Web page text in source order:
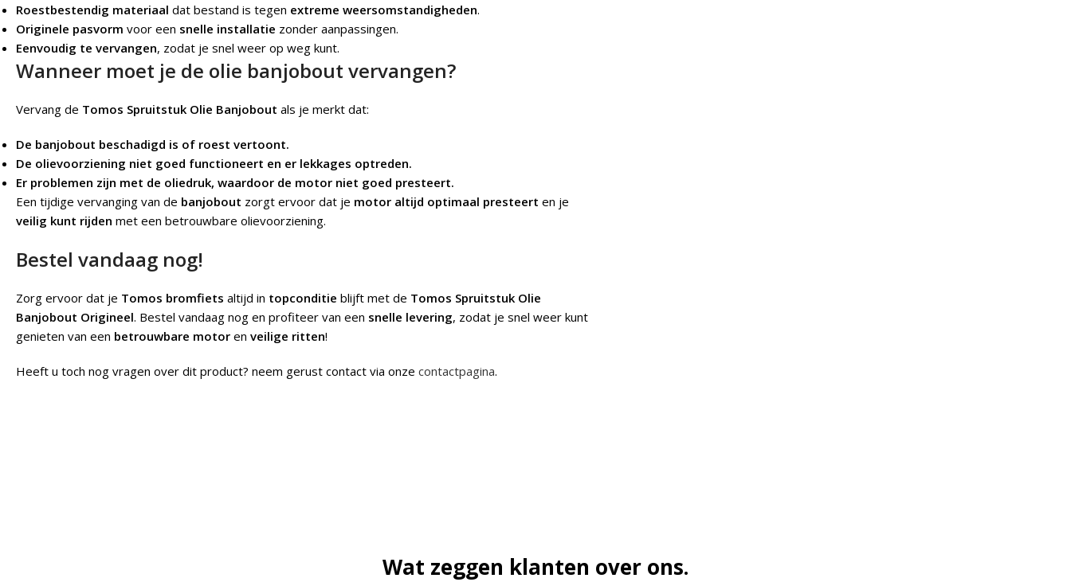
Roestbestendig materiaal dat bestand is tegen extreme weersomstandigheden.
Originele pasvorm voor een snelle installatie zonder aanpassingen.
Eenvoudig te vervangen, zodat je snel weer op weg kunt.
Wanneer moet je de olie banjobout vervangen?
Vervang de Tomos Spruitstuk Olie Banjobout als je merkt dat:
De banjobout beschadigd is of roest vertoont.
De olievoorziening niet goed functioneert en er lekkages optreden.
Er problemen zijn met de oliedruk, waardoor de motor niet goed presteert.
Een tijdige vervanging van de banjobout zorgt ervoor dat je motor altijd optimaal presteert en je
veilig kunt rijden met een betrouwbare olievoorziening.
Bestel vandaag nog!
Zorg ervoor dat je Tomos bromfiets altijd in topconditie blijft met de Tomos Spruitstuk Olie
Banjobout Origineel. Bestel vandaag nog en profiteer van een snelle levering, zodat je snel weer kunt
genieten van een betrouwbare motor en veilige ritten!
Heeft u toch nog vragen over dit product? neem gerust contact via onze contactpagina.
Wat zeggen klanten over ons.